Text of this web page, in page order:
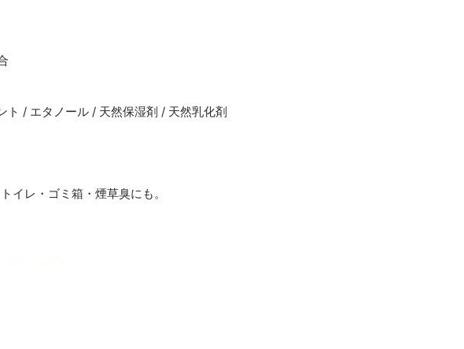
ト / エタノール / 天然保湿剤 / 天然乳化剤
イレ・ゴミ箱・煙草臭にも。